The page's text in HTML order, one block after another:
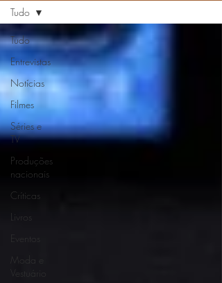
Tudo
Entrevistas
Notícias
Filmes
Séries e
TV
Produções
nacionais
Críticas
Livros
Eventos
Moda e
Tudo